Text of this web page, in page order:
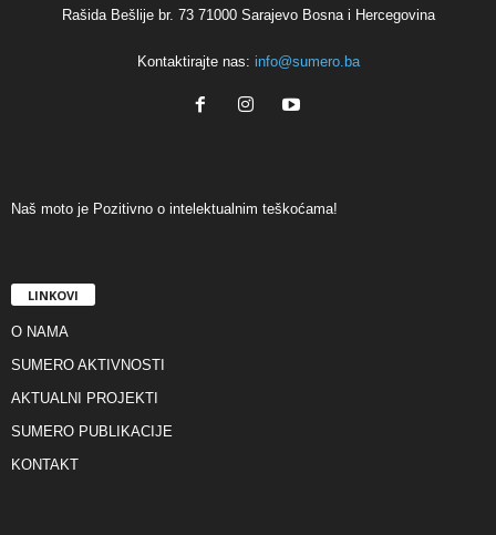
Rašida Bešlije br. 73 71000 Sarajevo Bosna i Hercegovina
Kontaktirajte nas: info@sumero.ba
Naš moto je Pozitivno o intelektualnim teškoćama!
LINKOVI
O NAMA
SUMERO AKTIVNOSTI
AKTUALNI PROJEKTI
SUMERO PUBLIKACIJE
KONTAKT